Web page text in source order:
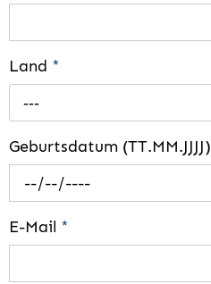
Land *
---
Geburtsdatum (TT.MM.JJJJ)
E-Mail *